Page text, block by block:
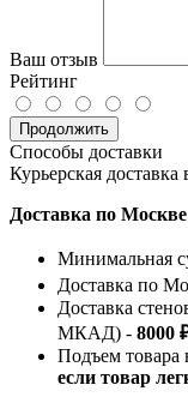
Ваш отзыв
Рейтинг
Продолжить
Способы доставки
Курьерская доставка
Доставка по
Минимальная
Доставка по
Доставка
МКАД) - 8000
Подъем
если товар